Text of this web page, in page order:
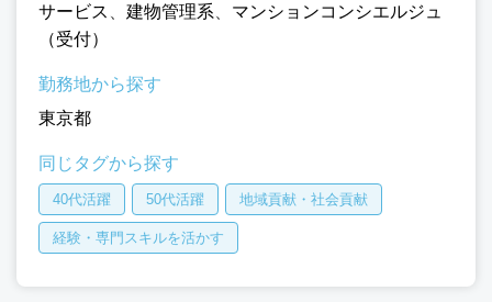
サービス
建物管理系
マンションコンシエルジュ
（受付）
勤務地から探す
東京都
同じタグから探す
40代活躍 50代活躍 地域貢献・社会貢献
経験・専門スキルを活かす